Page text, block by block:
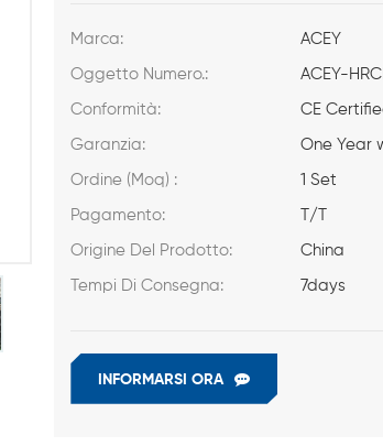
Marca: ACEY
Oggetto Numero.: ACEY-
Conformità: CE
Garanzia: One Year
Ordine (Moq) : 1 Set
Pagamento: T/T
Origine Del Prodotto: China
Tempi Di Consegna: 7days
INFORMARSI ORA